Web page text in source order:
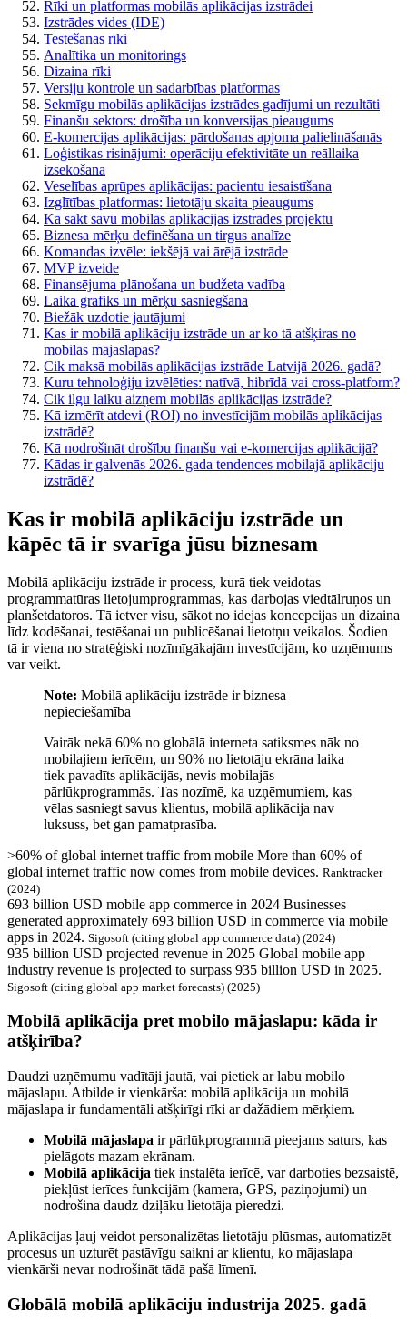
Rīki un platformas mobilās aplikācijas izstrādei
Izstrādes vides (IDE)
Testēšanas rīki
Analītika un monitorings
Dizaina rīki
Versiju kontrole un sadarbības platformas
Sekmīgu mobilās aplikācijas izstrādes gadījumi un rezultāti
Finanšu sektors: drošība un konversijas pieaugums
E-komercijas aplikācijas: pārdošanas apjoma palielināšanās
Loģistikas risinājumi: operāciju efektivitāte un reāllaika
izsekošana
Veselības aprūpes aplikācijas: pacientu iesaistīšana
Izglītības platformas: lietotāju skaita pieaugums
Kā sākt savu mobilās aplikācijas izstrādes projektu
Biznesa mērķu definēšana un tirgus analīze
Komandas izvēle: iekšējā vai ārējā izstrāde
MVP izveide
Finansējuma plānošana un budžeta vadība
Laika grafiks un mērķu sasniegšana
Biežāk uzdotie jautājumi
Kas ir mobilā aplikāciju izstrāde un ar ko tā atšķiras no
mobilās mājaslapas?
Cik maksā mobilās aplikācijas izstrāde Latvijā 2026. gadā?
Kuru tehnoloģiju izvēlēties: natīvā, hibrīdā vai cross-platform?
Cik ilgu laiku aizņem mobilās aplikācijas izstrāde?
Kā izmērīt atdevi (ROI) no investīcijām mobilās aplikācijas
izstrādē?
Kā nodrošināt drošību finanšu vai e-komercijas aplikācijā?
Kādas ir galvenās 2026. gada tendences mobilajā aplikāciju
izstrādē?
Kas ir mobilā aplikāciju izstrāde un
kāpēc tā ir svarīga jūsu biznesam
Mobilā aplikāciju izstrāde ir process, kurā tiek veidotas
programmatūras lietojumprogrammas, kas darbojas viedtālruņos un
planšetdatoros. Tā ietver visu, sākot no idejas koncepcijas un dizaina
līdz kodēšanai, testēšanai un publicēšanai lietotņu veikalos. Šodien
tā ir viena no stratēģiski nozīmīgākajām investīcijām, ko uzņēmums
var veikt.
Note: Mobilā aplikāciju izstrāde ir biznesa
nepieciešamība
Vairāk nekā 60% no globālā interneta satiksmes nāk no
mobilajiem ierīcēm, un 90% no lietotāju ekrāna laika
tiek pavadīts aplikācijās, nevis mobilajās
pārlūkprogrammās. Tas nozīmē, ka uzņēmumiem, kas
vēlas sasniegt savus klientus, mobilā aplikācija nav
luksuss, bet gan pamatprasība.
>60% of global internet traffic from mobile More than 60% of
global internet traffic now comes from mobile devices. Ranktracker
(2024)
693 billion USD mobile app commerce in 2024 Businesses
generated approximately 693 billion USD in commerce via mobile
apps in 2024. Sigosoft (citing global app commerce data) (2024)
935 billion USD projected revenue in 2025 Global mobile app
industry revenue is projected to surpass 935 billion USD in 2025.
Sigosoft (citing global app market forecasts) (2025)
Mobilā aplikācija pret mobilo mājaslapu: kāda ir
atšķirība?
Daudzi uzņēmumu vadītāji jautā, vai pietiek ar labu mobilo
mājaslapu. Atbilde ir vienkārša: mobilā aplikācija un mobilā
mājaslapa ir fundamentāli atšķirīgi rīki ar dažādiem mērķiem.
Mobilā mājaslapa ir pārlūkprogrammā pieejams saturs, kas
pielāgots mazam ekrānam.
Mobilā aplikācija tiek instalēta ierīcē, var darboties bezsaistē,
piekļūst ierīces funkcijām (kamera, GPS, paziņojumi) un
nodrošina daudz dziļāku lietotāja pieredzi.
Aplikācijas ļauj veidot personalizētas lietotāju plūsmas, automatizēt
procesus un uzturēt pastāvīgu saikni ar klientu, ko mājaslapa
vienkārši nevar nodrošināt tādā pašā līmenī.
Globālā mobilā aplikāciju industrija 2025. gadā